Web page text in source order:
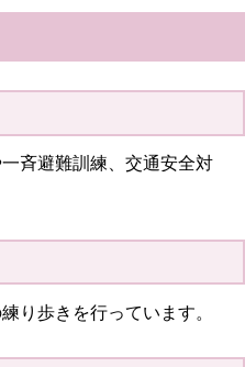
斉避難訓練、交通安全対
り歩きを行っています。